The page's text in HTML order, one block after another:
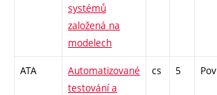
systémů
založená na
modelech
ATA
Automatizované
testování a
cs 5